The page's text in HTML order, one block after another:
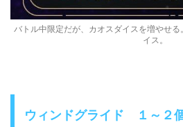
バトル中限定だが、カオスダイスを増やせ
イス。
ウィンドグライド １～２